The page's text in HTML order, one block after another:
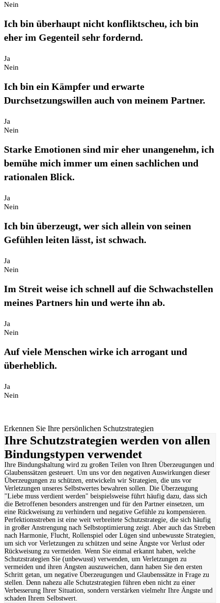
Nein
Ich bin überhaupt nicht konfliktscheu, ich bin
eher im Gegenteil sehr fordernd.
Ja
Nein
Ich bin ein Kämpfer und erwarte
Durchsetzungswillen auch von meinem Partner.
Ja
Nein
Starke Emotionen sind mir eher unangenehm, ich
bemühe mich immer um einen sachlichen und
rationalen Blick.
Ja
Nein
Ich bin überzeugt, wer sich allein von seinen
Gefühlen leiten lässt, ist schwach.
Ja
Nein
Im Streit weise ich schnell auf die Schwachstellen
meines Partners hin und werte ihn ab.
Ja
Nein
Auf viele Menschen wirke ich arrogant und
überheblich.
Ja
Nein
Erkennen Sie Ihre persönlichen Schutzstrategien
Ihre Schutzstrategien werden von allen
Bindungstypen verwendet
Ihre Bindungshaltung wird zu großen Teilen von Ihren Überzeugungen und
Glaubenssätzen gesteuert. Um uns vor den negativen Auswirkungen dieser
Überzeugungen zu schützen, entwickeln wir Strategien, die uns vor
Verletzungen unseres Selbstwertes bewahren sollen. Die Überzeugung
"Liebe muss verdient werden" beispielsweise führt häufig dazu, dass sich
die Betroffenen besonders anstrengen und für den Partner einsetzen, um
eine Rückweisung zu verhindern und negative Gefühle zu kompensieren.
Perfektionsstreben ist eine weit verbreitete Schutzstrategie, die sich häufig
in großer Anstrengung nach Selbstoptimierung zeigt. Aber auch das Streben
nach Harmonie, Flucht, Rollenspiel oder Lügen sind unbewusste Strategien,
um sich vor Verletzungen zu schützen und seine Ängste vor Verlust oder
Rückweisung zu vermeiden. Wenn Sie einmal erkannt haben, welche
Schutzstrategien Sie (unbewusst) verwenden, um Verletzungen zu
vermeiden und ihren Ängsten auszuweichen, dann haben Sie den ersten
Schritt getan, um negative Überzeugungen und Glaubenssätze in Frage zu
stellen. Denn nahezu alle Schutzstrategien führen eben nicht zu einer
Verbesserung Ihrer Situation, sondern verstärken vielmehr Ihre Ängste und
schaden Ihrem Selbstwert.